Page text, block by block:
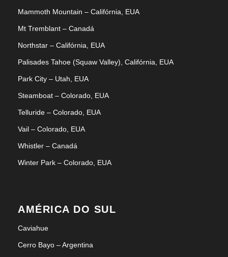
Mammoth Mountain – Califórnia, EUA
Mt Tremblant – Canadá
Northstar – Califórnia, EUA
Palisades Tahoe (Squaw Valley), Califórnia, EUA
Park City – Utah, EUA
Steamboat – Colorado, EUA
Telluride – Colorado, EUA
Vail – Colorado, EUA
Whistler – Canadá
Winter Park – Colorado, EUA
AMÉRICA DO SUL
Caviahue
Cerro Bayo – Argentina